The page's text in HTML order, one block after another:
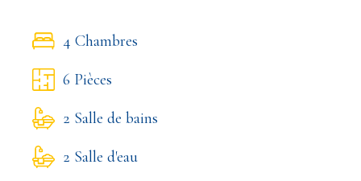
4 Chambres
6 Pièces
2 Salle de bains
2 Salle d'eau